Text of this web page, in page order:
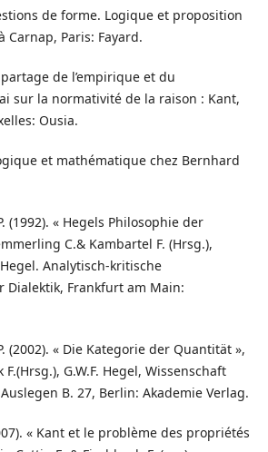
de forme. Logique et proposition
Carnap, Paris: Fayard.
partage de l’empirique et du
sur la normativité de la raison : Kant,
Ousia.
et mathématique chez Bernhard
(1992). « Hegels Philosophie der
C.& Kambartel F. (Hrsg.),
Analytisch-kritische
Frankfurt am Main:
(2002). « Die Kategorie der Quantität »,
F.(Hrsg.), G.W.F. Hegel, Wissenschaft
B. 27, Berlin: Akademie Verlag.
« Kant et le problème des propriétés